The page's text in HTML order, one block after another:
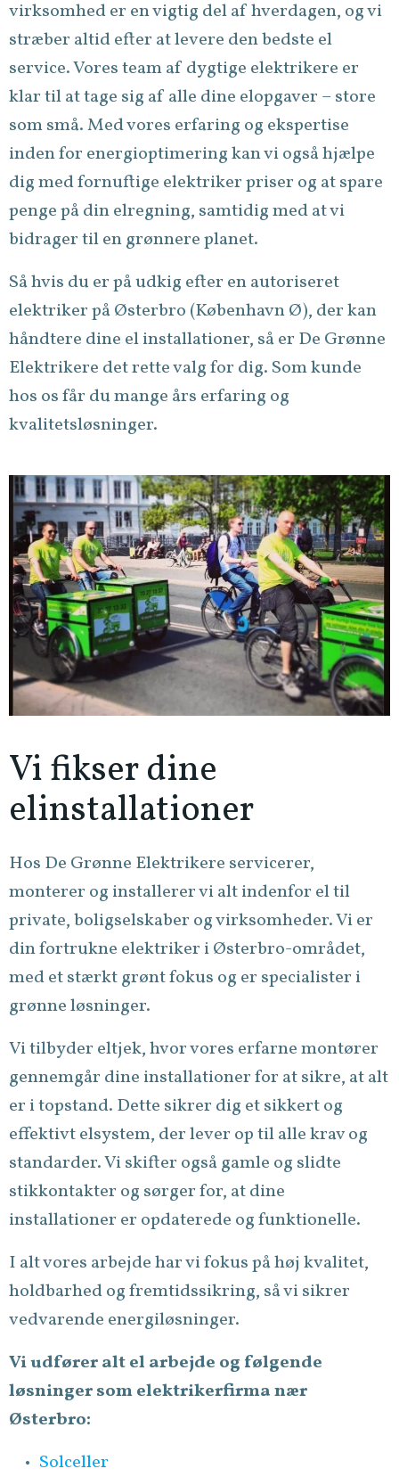
virksomhed er en vigtig del af hverdagen, og vi
stræber altid efter at levere den bedste el
service. Vores team af dygtige elektrikere er
klar til at tage sig af alle dine elopgaver – store
som små. Med vores erfaring og ekspertise
inden for energioptimering kan vi også hjælpe
dig med fornuftige elektriker priser og at spare
penge på din elregning, samtidig med at vi
bidrager til en grønnere planet.
Så hvis du er på udkig efter en autoriseret
elektriker på Østerbro (København Ø), der kan
håndtere dine el installationer, så er De Grønne
Elektrikere det rette valg for dig. Som kunde
hos os får du mange års erfaring og
kvalitetsløsninger.
Vi fikser dine
elinstallationer
Hos De Grønne Elektrikere servicerer,
monterer og installerer vi alt indenfor el til
private, boligselskaber og virksomheder. Vi er
din fortrukne elektriker i Østerbro-området,
med et stærkt grønt fokus og er specialister i
grønne løsninger.
Vi tilbyder eltjek, hvor vores erfarne montører
gennemgår dine installationer for at sikre, at alt
er i topstand. Dette sikrer dig et sikkert og
effektivt elsystem, der lever op til alle krav og
standarder. Vi skifter også gamle og slidte
stikkontakter og sørger for, at dine
installationer er opdaterede og funktionelle.
I alt vores arbejde har vi fokus på høj kvalitet,
holdbarhed og fremtidssikring, så vi sikrer
vedvarende energiløsninger.
Vi udfører alt el arbejde og følgende
løsninger som elektrikerfirma nær
Østerbro:
Solceller